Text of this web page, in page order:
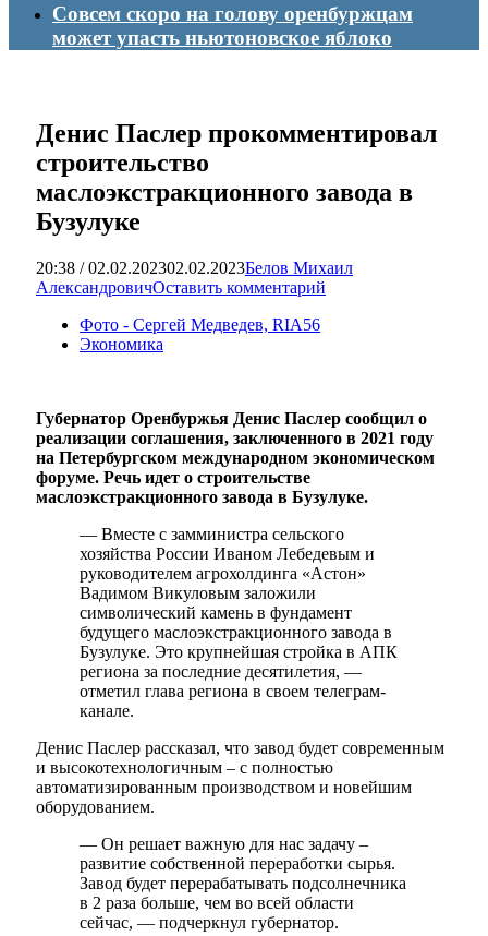
Совсем скоро на голову оренбуржцам
может упасть ньютоновское яблоко
Денис Паслер прокомментировал
строительство
маслоэкстракционного завода в
Бузулуке
20:38 / 02.02.202302.02.2023Белов Михаил
АлександровичОставить комментарий
Фото - Сергей Медведев, RIA56
Экономика
Губернатор Оренбуржья Денис Паслер сообщил о
реализации соглашения, заключенного в 2021 году
на Петербургском международном экономическом
форуме. Речь идет о строительстве
маслоэкстракционного завода в Бузулуке.
— Вместе с замминистра сельского
хозяйства России Иваном Лебедевым и
руководителем агрохолдинга «Астон»
Вадимом Викуловым заложили
символический камень в фундамент
будущего маслоэкстракционного завода в
Бузулуке. Это крупнейшая стройка в АПК
региона за последние десятилетия, —
отметил глава региона в своем телеграм-
канале.
Денис Паслер рассказал, что завод будет современным
и высокотехнологичным – с полностью
автоматизированным производством и новейшим
оборудованием.
— Он решает важную для нас задачу –
развитие собственной переработки сырья.
Завод будет перерабатывать подсолнечника
в 2 раза больше, чем во всей области
сейчас, — подчеркнул губернатор.